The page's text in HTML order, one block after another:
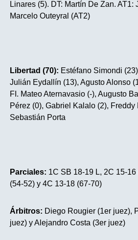
Linares (5). DT: Martín De Zan. AT1:
Marcelo Outeyral (AT2)
Libertad (70): Estéfano Simondi
Julián Eydallín (13), Agusto Alonso
FI. Mateo Aternavasio (-), Augusto
Pérez (0), Gabriel Kalalo (2), Freddy
Sebastián Porta
Parciales: 1C SB 18-19 L, 2C 15-
(54-52) y 4C 13-18 (67-70)
Árbitros: Diego Rougier (1er juez),
juez) y Alejandro Costa (3er juez)